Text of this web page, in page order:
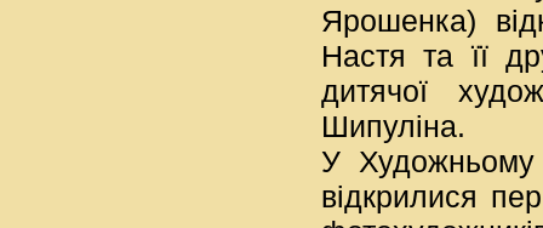
Ярошенка)
Настя та її
дитячої
Шипуліна.
У Художньому
відкрилися